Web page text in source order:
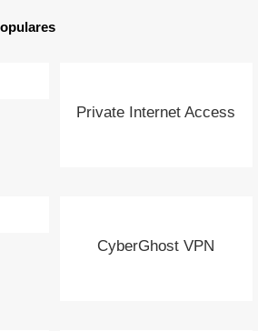
Private Internet Access
CyberGhost VPN